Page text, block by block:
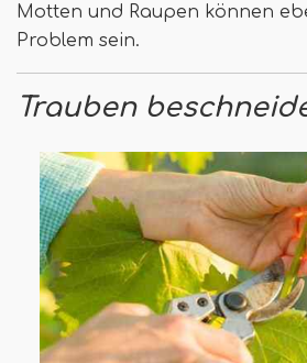
Motten und Raupen können
Problem sein.
Trauben